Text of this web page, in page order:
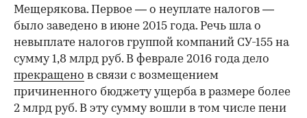
Мещерякова. Первое — о неуплате налогов —
было заведено в июне 2015 года. Речь шла о
невыплате налогов группой компаний СУ-155 на
сумму 1,8 млрд руб. В феврале 2016 года дело
прекращено в связи с возмещением
причиненного бюджету ущерба в размере более
2 млрд руб. В эту сумму вошли в том числе пени